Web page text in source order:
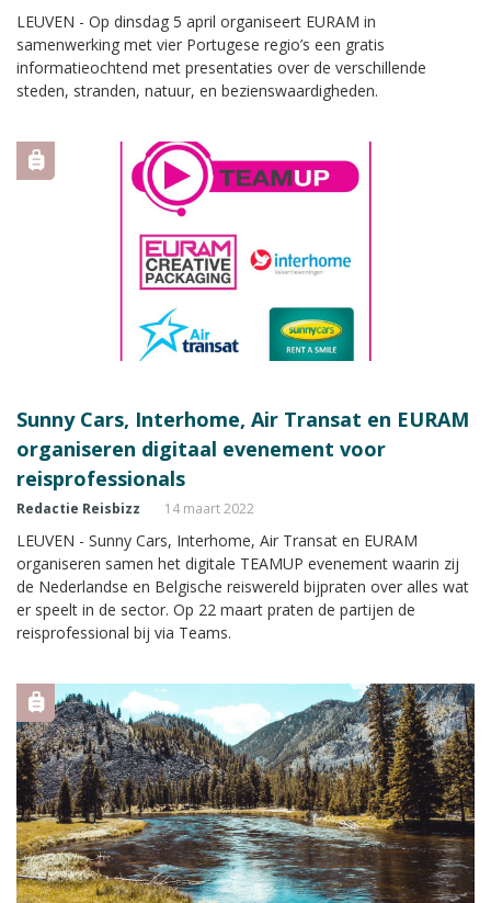
LEUVEN - Op dinsdag 5 april organiseert EURAM in
samenwerking met vier Portugese regio’s een gratis
informatieochtend met presentaties over de verschillende
steden, stranden, natuur, en bezienswaardigheden.
Sunny Cars, Interhome, Air Transat en EURAM
organiseren digitaal evenement voor
reisprofessionals
Redactie Reisbizz 14 maart 2022
LEUVEN - Sunny Cars, Interhome, Air Transat en EURAM
organiseren samen het digitale TEAMUP evenement waarin zij
de Nederlandse en Belgische reiswereld bijpraten over alles wat
er speelt in de sector. Op 22 maart praten de partijen de
reisprofessional bij via Teams.